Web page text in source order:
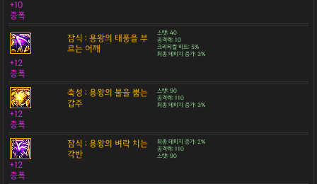
+10
증폭
잠식 : 용왕의 태풍을 부
르는 어깨
스탯: 40
공격력: 10
크리티컬 히트: 5%
최종 데미지 증가: 3%
+12
증폭
축성 : 용왕의 불을 뿜는
갑주
스탯: 90
공격력: 110
최종 데미지 증가: 3%
+12
증폭
잠식 : 용왕의 벼락 치는
각반
최종 데미지 증가: 2%
공격력: 110
스탯: 90
+12
증폭